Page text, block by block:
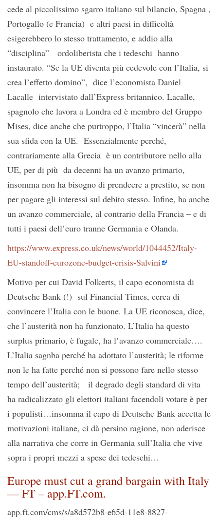
cede al piccolissimo sgarro italiano sul bilancio, Spagna ,
Portogallo (e Francia) e altri paesi in difficoltà
esigerebbero lo stesso trattamento, e addio alla
“disciplina” ordoliberista che i tedeschi hanno
instaurato. “Se la UE diventa più cedevole con l’Italia, si
crea l’effetto domino”, dice l’economista Daniel
Lacalle intervistato dall’Express britannico. Lacalle,
spagnolo che lavora a Londra ed è membro del Gruppo
Mises, dice anche che purtroppo, l’Italia “vincerà” nella
sua sfida con la UE. Essenzialmente perché,
contrariamente alla Grecia è un contributore nello alla
UE, per di più da decenni ha un avanzo primario,
insomma non ha bisogno di prendeere a prestito, se non
per pagare gli interessi sul debito stesso. Infine, ha anche
un avanzo commerciale, al contrario della Francia – e di
tutti i paesi dell’euro tranne Germania e Olanda.
https://www.express.co.uk/news/world/1044452/Italy-
EU-standoff-eurozone-budget-crisis-Salvini
Motivo per cui David Folkerts, il capo economista di
Deutsche Bank (!) sul Financial Times, cerca di
convincere l’Italia con le buone. La UE riconosca, dice,
che l’austerità non ha funzionato. L’Italia ha questo
surplus primario, è fugale, ha l’avanzo commerciale….
L’Italia sagnba perché ha adottato l’austerità; le riforme
non le ha fatte perché non si possono fare nello stesso
tempo dell’austerità; il degrado degli standard di vita
ha radicalizzato gli elettori italiani facendoli votare è per
i populisti…insomma il capo di Deutsche Bank accetta le
motivazioni italiane, ci dà persino ragione, non aderisce
alla narrativa che corre in Germania sull’Italia che vive
sopra i propri mezzi a spese dei tedeschi…
Europe must cut a grand bargain with Italy
— FT – app.FT.com.
app.ft.com/cms/s/a8d572b8-e65d-11e8-8827-